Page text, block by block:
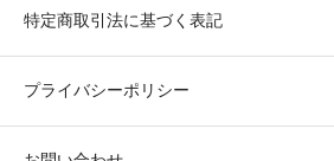
特定商取引法に基づく表記
プライバシーポリシー